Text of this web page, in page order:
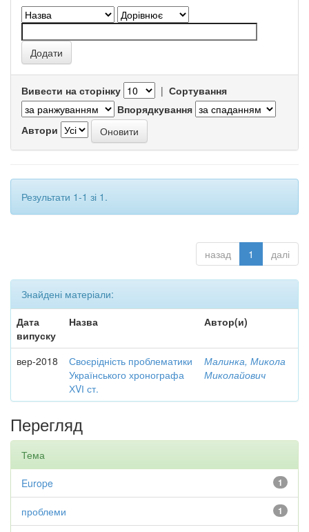
Вивести на сторінку | Сортування
Впорядкування
Автори
Результати 1-1 зі 1.
назад 1 далі
Знайдені матеріали:
Дата
випуску
Назва Автор(и)
вер-2018
Своєрідність проблематики
Українського хронографа
ХVІ ст.
Малинка, Микола
Миколайович
Перегляд
Тема
1
Europe
1
проблеми